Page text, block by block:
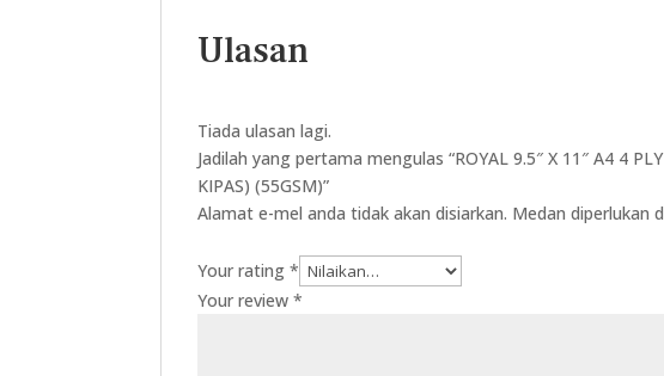
Ulasan
Tiada ulasan lagi.
Jadilah yang pertama mengulas “ROYAL 9.5″ X 11″ A4 4
KIPAS) (55GSM)”
Alamat e-mel anda tidak akan disiarkan. Medan diperlukan
Your rating*
Your review*